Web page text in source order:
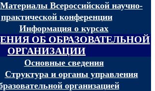
Материалы Всероссийской научно-
практической конференции
Информация о курсах
ОБ ОБРАЗОВАТЕЛЬНОЙ
ОРГАНИЗАЦИИ
Основные сведения
Структура и органы управления
организацией